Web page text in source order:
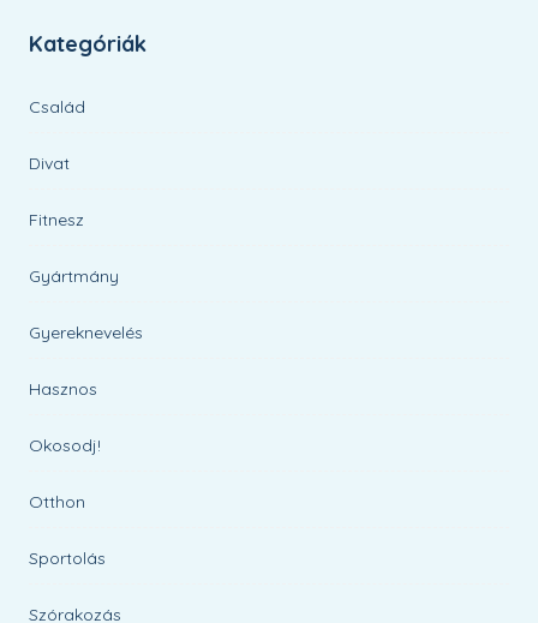
Kategóriák
Család
Divat
Fitnesz
Gyártmány
Gyereknevelés
Hasznos
Okosodj!
Otthon
Sportolás
Szórakozás